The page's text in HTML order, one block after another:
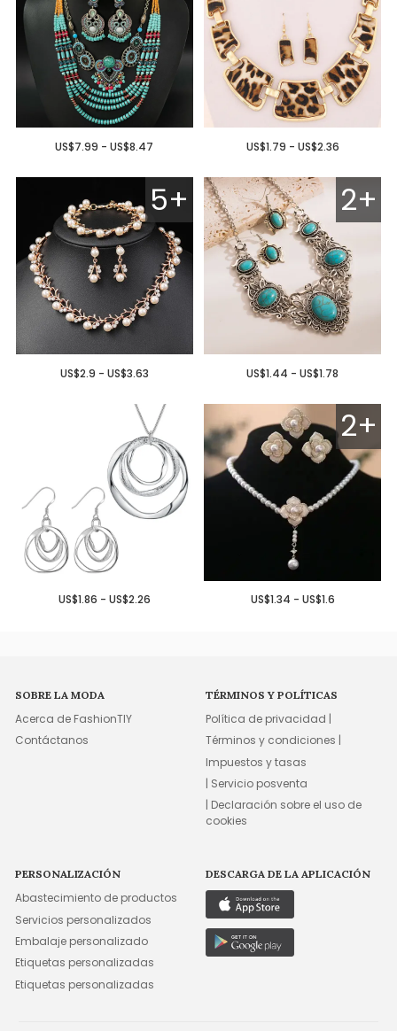
US$7.99 - US$8.47 US$1.79 - US$2.36
5+
US$2.9 - US$3.63
2+
US$1.44 - US$1.78
US$1.86 - US$2.26
2+
US$1.34 - US$1.6
SOBRE LA MODA
Acerca de FashionTIY
Contáctanos
TÉRMINOS Y POLÍTICAS
Política de privacidad |
Términos y condiciones |
Impuestos y tasas
| Servicio posventa
| Declaración sobre el uso de
cookies
PERSONALIZACIÓN
Abastecimiento de productos
Servicios personalizados
Embalaje personalizado
Etiquetas personalizadas
Etiquetas personalizadas
DESCARGA DE LA APLICACIÓN